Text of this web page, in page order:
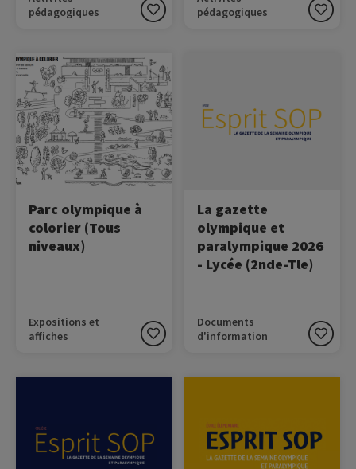
pédagogiques
pédagogiques
Image
Parc olympique à
colorier (Tous
niveaux)
Expositions et
affiches
Donnez de la couleur au
parc olympique !
La gazette
olympique et
paralympique 2026
- Lycée (2nde-Tle)
Documents
d'information